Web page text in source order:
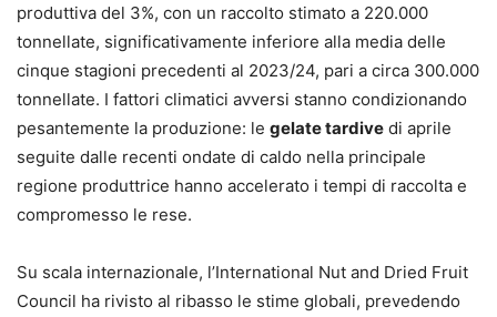
produttiva del 3%, con un raccolto stimato a 220.000
tonnellate, significativamente inferiore alla media delle
cinque stagioni precedenti al 2023/24, pari a circa 300.000
tonnellate. I fattori climatici avversi stanno condizionando
pesantemente la produzione: le gelate tardive di aprile
seguite dalle recenti ondate di caldo nella principale
regione produttrice hanno accelerato i tempi di raccolta e
compromesso le rese.
Su scala internazionale, l’International Nut and Dried Fruit
Council ha rivisto al ribasso le stime globali, prevedendo